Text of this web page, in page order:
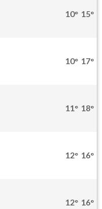
10° 15°
10° 17°
11° 18°
12° 16°
12° 16°